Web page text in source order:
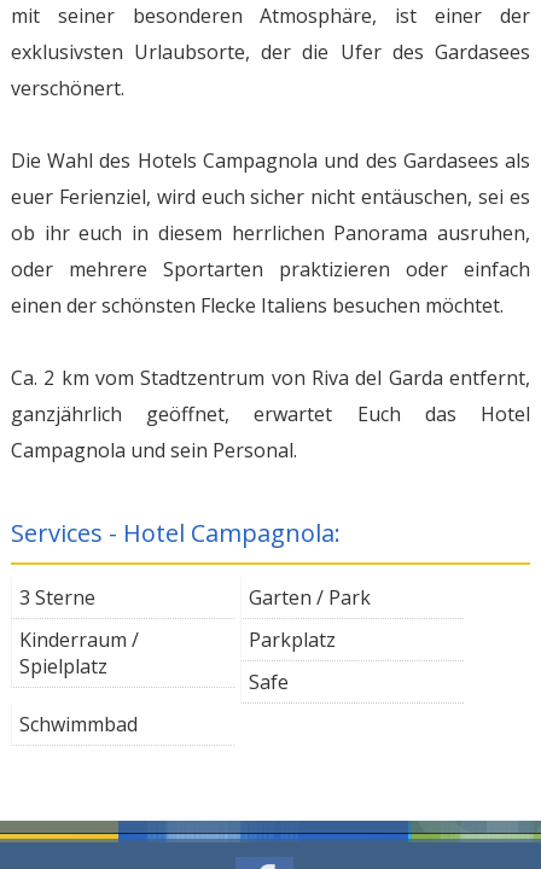
mit seiner besonderen Atmosphäre, ist einer der
exklusivsten Urlaubsorte, der die Ufer des Gardasees
verschönert.
Die Wahl des Hotels Campagnola und des Gardasees als
euer Ferienziel, wird euch sicher nicht entäuschen, sei es
ob ihr euch in diesem herrlichen Panorama ausruhen,
oder mehrere Sportarten praktizieren oder einfach
einen der schönsten Flecke Italiens besuchen möchtet.
Ca. 2 km vom Stadtzentrum von Riva del Garda entfernt,
ganzjährlich geöffnet, erwartet Euch das Hotel
Campagnola und sein Personal.
Services - Hotel Campagnola:
3 Sterne
Garten / Park
Kinderraum /
Spielplatz
Parkplatz
Safe
Schwimmbad